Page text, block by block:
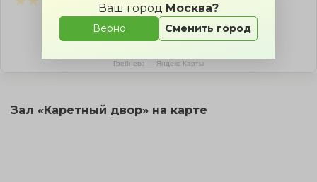
Ваш город Москва?
Верно Сменить город
Гребнево — Яндекс Карты
Зал «Каретный двор» на карте